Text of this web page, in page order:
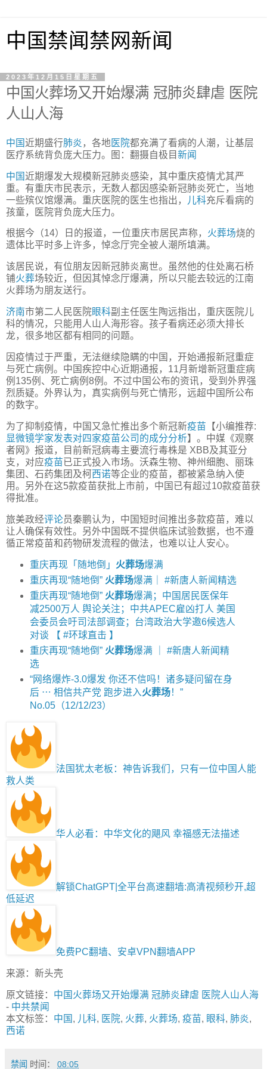
中国禁闻禁网新闻
2023年12月15日星期五
中国火葬场又开始爆满 冠肺炎肆虐 医院
人山人海
中国近期盛行肺炎 ，各地医院都充满了看病的人潮，让基层
医疗系统背负庞大压力。图：翻摄自极目 新闻
中国近期爆发大规模新冠肺炎感染，其中重庆疫情尤其严
重。有重庆市民表示，无数人都因感染新冠肺炎死亡，当地
一些殡仪馆爆满。重庆医院的医生也指出，
儿科充斥看病的
孩童，医院背负庞大压力。
根据今（14）日的报道，一位重庆市居民声称， 火葬场烧的
遗体比平时多上许多，悼念厅完全被人潮所填满。
该居民说，有位朋友因新冠肺炎离世。虽然他的住处离石桥
铺火葬场较近，但因其悼念厅爆满，所以只能去较远的江南
火葬场为朋友送行。
济南市第二人民医院眼科副主任医生陶远指出，重庆医院儿
科的情况，只能用人山人海形容。孩子看病还必须大排长
龙，很多地区都有相同的问题。
因疫情过于严重，无法继续隐瞒的中国，开始通报新冠重症
与死亡病例。中国疾控中心近期通报，11月新增新冠重症病
例135例、死亡病例8例。不过中国公布的资讯，受到外界强
烈质疑。外界认为，真实病例与死亡情形，远超中国所公布
的数字。
为了抑制疫情，中国又急忙推出多个新冠新疫苗 【小编推荐:
显微镜学家发表对四家疫苗公司的成分分析】。中媒《观察
者网》报道，目前新冠病毒主要流行毒株是 XBB及其亚分
支，对应疫苗已正式投入市场。沃森生物、神州细胞、丽珠
集团、石药集团及柯 西诺等企业的疫苗，都被紧急纳入使
用。另外在这5款疫苗获批上市前，中国已有超过10款疫苗获
得批准。
旅美政经评论员秦鹏认为，中国短时间推出多款疫苗，难以
让人确保有效性。另外中国既不提供临床试验数据，也不遵
循正常疫苗和药物研发流程的做法，也难以让人安心。
重庆再现「随地倒」 火葬场爆满
重庆再现“随地倒” 火葬场爆满｜ #新唐人新闻精选
重庆再现“随地倒” 火葬场爆满；中国居民医保年
减2500万人 舆论关注；中共APEC雇凶打人 美国
会委员会吁司法部调查；台湾政治大学邀6候选人
对谈 【 #环球直击 】
重庆再现“随地倒” 火葬场爆满 ｜ #新唐人新闻精
选
“网络爆炸-3.0爆发 你还不信吗！诸多疑问留在身
后 ⋯ 相信共产党 跑步进入火葬场！”
No.05（12/12/23）
法国犹太老板：神告诉我们，只有一位中国人能
救人类
华人必看：中华文化的飓风 幸福感无法描述
解锁ChatGPT|全平台高速翻墙:高清视频秒开,超
低延迟
免费PC翻墙、安卓VPN翻墙APP
来源：新头壳
原文链接： 中国火葬场又开始爆满 冠肺炎肆虐 医院人山人海
- 中共禁闻
本文标签： 中国 , 儿科, 医院, 火葬, 火葬场, 疫苗, 眼科, 肺炎,
西诺
禁闻 时间： 08:05